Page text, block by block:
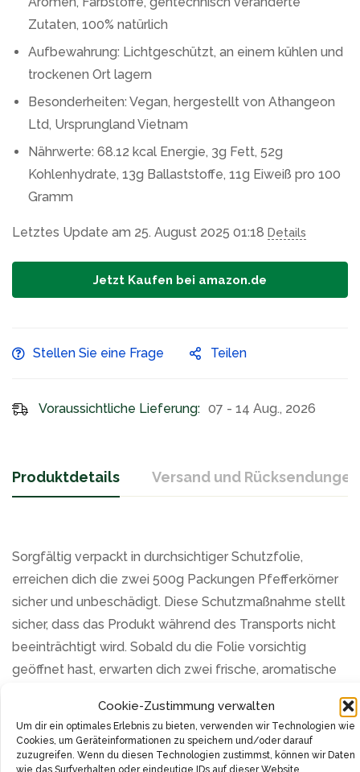
Cookie-Zustimmung verwalten
Um dir ein optimales Erlebnis zu bieten, verwenden wir Technologien wie
Cookies, um Geräteinformationen zu speichern und/oder darauf
zuzugreifen. Wenn du diesen Technologien zustimmst, können wir Daten
wie das Surfverhalten oder eindeutige IDs auf dieser Website
Zutaten, 100% natürlich
Aufbewahrung: Lichtgeschützt, an einem kühlen und
trockenen Ort lagern
Besonderheiten: Vegan, hergestellt von Athangeon
Ltd, Ursprungland Vietnam
Nährwerte: 68.12 kcal Energie, 3g Fett, 52g
Kohlenhydrate, 13g Ballaststoffe, 11g Eiweiß pro 100
Gramm
Letztes Update am 25. August 2025 01:18 Details
Jetzt Kaufen bei amazon.de
Stellen Sie eine Frage Teilen
Voraussichtliche Lieferung: 07 - 14 Aug., 2026
Produktdetails Versand und Rücksendungen
Sorgfältig verpackt in durchsichtiger Schutzfolie,
erreichen dich die zwei 500g Packungen Pfefferkörner
sicher und unbeschädigt. Diese Schutzmaßnahme stellt
sicher, dass das Produkt während des Transports nicht
beeinträchtigt wird. Sobald du die Folie vorsichtig
geöffnet hast, erwarten dich zwei frische, aromatische
Zweifellos haben wir hier ein herausragendes Preis-
Leistungsverhältnis vor uns, ermöglicht durch den